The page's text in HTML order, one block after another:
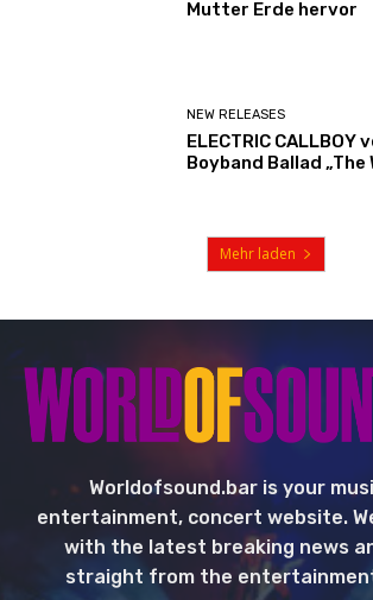
Mutter Erde hervor
NEW RELEASES
ELECTRIC
Boyband Ballad „The
Mehr laden
Worldofsound.bar is your
entertainment, concert website.
with the latest breaking news
straight from the